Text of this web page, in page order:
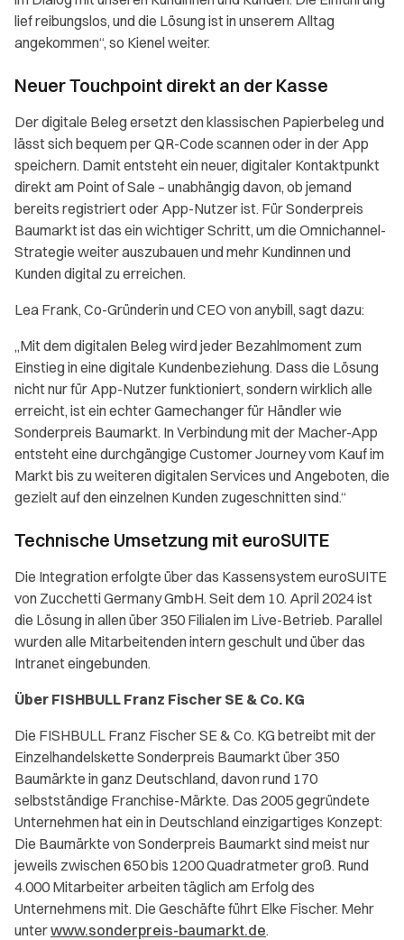
lief reibungslos, und die Lösung ist in unserem Alltag
angekommen“, so Kienel weiter.
Neuer Touchpoint direkt an der Kasse
Der digitale Beleg ersetzt den klassischen Papierbeleg und
lässt sich bequem per QR-Code scannen oder in der App
speichern. Damit entsteht ein neuer, digitaler Kontaktpunkt
direkt am Point of Sale – unabhängig davon, ob jemand
bereits registriert oder App-Nutzer ist. Für Sonderpreis
Baumarkt ist das ein wichtiger Schritt, um die Omnichannel-
Strategie weiter auszubauen und mehr Kundinnen und
Kunden digital zu erreichen.
Lea Frank, Co-Gründerin und CEO von anybill, sagt dazu:
„Mit dem digitalen Beleg wird jeder Bezahlmoment zum
Einstieg in eine digitale Kundenbeziehung. Dass die Lösung
nicht nur für App-Nutzer funktioniert, sondern wirklich alle
erreicht, ist ein echter Gamechanger für Händler wie
Sonderpreis Baumarkt. In Verbindung mit der Macher-App
entsteht eine durchgängige Customer Journey vom Kauf im
Markt bis zu weiteren digitalen Services und Angeboten, die
gezielt auf den einzelnen Kunden zugeschnitten sind.“
Technische Umsetzung mit euroSUITE
Die Integration erfolgte über das Kassensystem euroSUITE
von Zucchetti Germany GmbH. Seit dem 10. April 2024 ist
die Lösung in allen über 350 Filialen im Live-Betrieb. Parallel
wurden alle Mitarbeitenden intern geschult und über das
Intranet eingebunden.
Über FISHBULL Franz Fischer SE & Co. KG
Die FISHBULL Franz Fischer SE & Co. KG betreibt mit der
Einzelhandelskette Sonderpreis Baumarkt über 350
Baumärkte in ganz Deutschland, davon rund 170
selbstständige Franchise-Märkte. Das 2005 gegründete
Unternehmen hat ein in Deutschland einzigartiges Konzept:
Die Baumärkte von Sonderpreis Baumarkt sind meist nur
jeweils zwischen 650 bis 1200 Quadratmeter groß. Rund
4.000 Mitarbeiter arbeiten täglich am Erfolg des
Unternehmens mit. Die Geschäfte führt Elke Fischer. Mehr
unterwww.sonderpreis-baumarkt.de.